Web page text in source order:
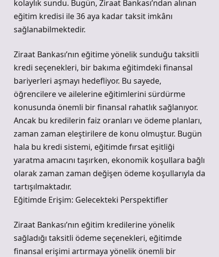
kolaylık sundu. Bugün, Ziraat Bankası’ndan alınan
eğitim kredisi ile 36 aya kadar taksit imkânı
sağlanabilmektedir.
Ziraat Bankası’nın eğitime yönelik sunduğu taksitli
kredi seçenekleri, bir bakıma eğitimdeki finansal
bariyerleri aşmayı hedefliyor. Bu sayede,
öğrencilere ve ailelerine eğitimlerini sürdürme
konusunda önemli bir finansal rahatlık sağlanıyor.
Ancak bu kredilerin faiz oranları ve ödeme planları,
zaman zaman eleştirilere de konu olmuştur. Bugün
hala bu kredi sistemi, eğitimde fırsat eşitliği
yaratma amacını taşırken, ekonomik koşullara bağlı
olarak zaman zaman değişen ödeme koşullarıyla da
tartışılmaktadır.
Eğitimde Erişim: Gelecekteki Perspektifler
Ziraat Bankası’nın eğitim kredilerine yönelik
sağladığı taksitli ödeme seçenekleri, eğitimde
finansal erişimi artırmaya yönelik önemli bir